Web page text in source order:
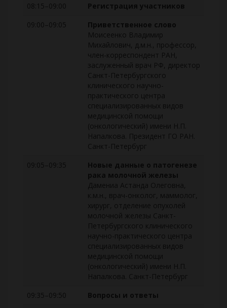
08:15–09:00
Регистрация участников
09:00–09:05
Приветственное слово
Моисеенко Владимир
Михайлович, д.м.н., профессор,
член-корреспондент РАН,
заслуженный врач РФ, директор
Санкт-Петербургского
клинического научно-
практического центра
специализированных видов
медицинской помощи
(онкологический) имени Н.П.
Напалкова. Президент ГО РАН.
Санкт-Петербург
09:05–09:35
Новые данные о патогенезе
рака молочной железы
Дамениа Астанда Олеговна,
к.м.н., врач-онколог, маммолог,
хирург, отделение опухолей
молочной железы Санкт-
Петербургского клинического
научно-практического центра
специализированных видов
медицинской помощи
(онкологический) имени Н.П.
Напалкова. Санкт-Петербург
09:35–09:50
Вопросы и ответы